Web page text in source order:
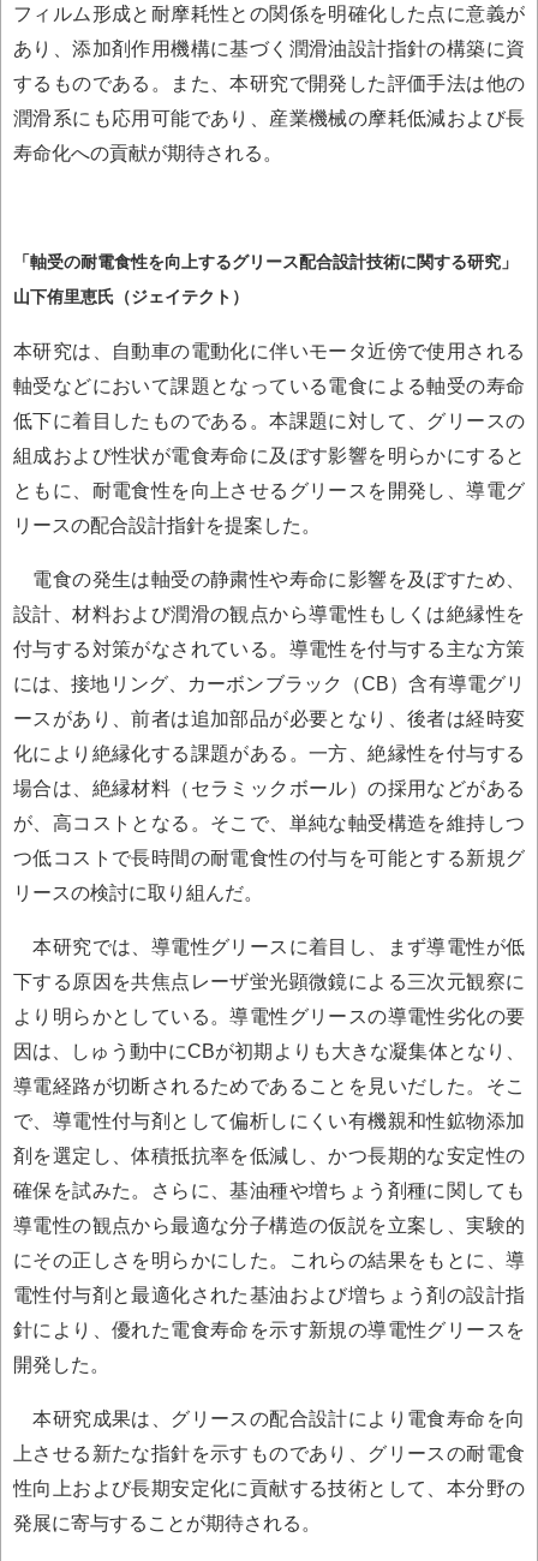
フィルム形成と耐摩耗性との関係を明確化した点に意義が
あり、添加剤作用機構に基づく潤滑油設計指針の構築に資
するものである。また、本研究で開発した評価手法は他の
潤滑系にも応用可能であり、産業機械の摩耗低減および長
寿命化への貢献が期待される。
「軸受の耐電食性を向上するグリース配合設計技術に関する研究」
山下侑里恵氏（ジェイテクト）
本研究は、自動車の電動化に伴いモータ近傍で使用される
軸受などにおいて課題となっている電食による軸受の寿命
低下に着目したものである。本課題に対して、グリースの
組成および性状が電食寿命に及ぼす影響を明らかにすると
ともに、耐電食性を向上させるグリースを開発し、導電グ
リースの配合設計指針を提案した。
電食の発生は軸受の静粛性や寿命に影響を及ぼすため、
設計、材料および潤滑の観点から導電性もしくは絶縁性を
付与する対策がなされている。導電性を付与する主な方策
には、接地リング、カーボンブラック（CB）含有導電グリ
ースがあり、前者は追加部品が必要となり、後者は経時変
化により絶縁化する課題がある。一方、絶縁性を付与する
場合は、絶縁材料（セラミックボール）の採用などがある
が、高コストとなる。そこで、単純な軸受構造を維持しつ
つ低コストで長時間の耐電食性の付与を可能とする新規グ
リースの検討に取り組んだ。
本研究では、導電性グリースに着目し、まず導電性が低
下する原因を共焦点レーザ蛍光顕微鏡による三次元観察に
より明らかとしている。導電性グリースの導電性劣化の要
因は、しゅう動中にCBが初期よりも大きな凝集体となり、
導電経路が切断されるためであることを見いだした。そこ
で、導電性付与剤として偏析しにくい有機親和性鉱物添加
剤を選定し、体積抵抗率を低減し、かつ長期的な安定性の
確保を試みた。さらに、基油種や増ちょう剤種に関しても
導電性の観点から最適な分子構造の仮説を立案し、実験的
にその正しさを明らかにした。これらの結果をもとに、導
電性付与剤と最適化された基油および増ちょう剤の設計指
針により、優れた電食寿命を示す新規の導電性グリースを
開発した。
本研究成果は、グリースの配合設計により電食寿命を向
上させる新たな指針を示すものであり、グリースの耐電食
性向上および長期安定化に貢献する技術として、本分野の
発展に寄与することが期待される。